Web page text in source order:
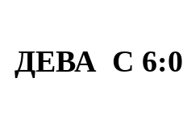
ДЕВА С